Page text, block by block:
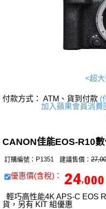
<超
付款方式： ATM、貨到付款 (
加入蘋果會員消費
CANON佳能EOS-R10
訂購編號：P1351 建議售價：
優惠價(含稅)：
輕巧高性能4K APS-C EOS
貨，另有 KIT 組優惠